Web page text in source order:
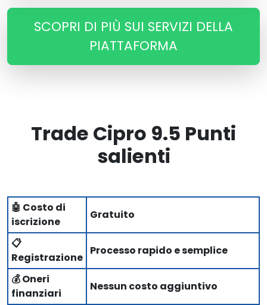
SCOPRI DI PIÙ SUI SERVIZI DELLA
PIATTAFORMA
Trade Cipro 9.5 Punti
salienti
🤖 Costo di
iscrizione
Gratuito
📋
Registrazione
Processo rapido e semplice
💰 Oneri
finanziari
Nessun costo aggiuntivo